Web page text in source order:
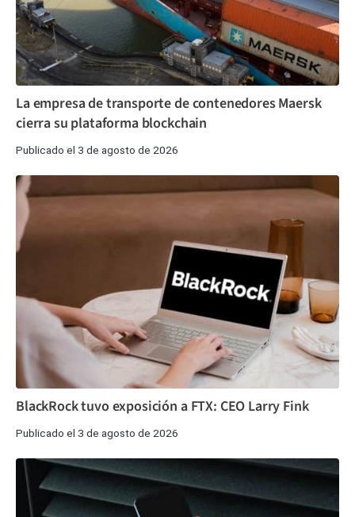
La empresa de transporte de contenedores Maersk
cierra su plataforma blockchain
Publicado el 3 de agosto de 2026
BlackRock tuvo exposición a FTX: CEO Larry Fink
Publicado el 3 de agosto de 2026